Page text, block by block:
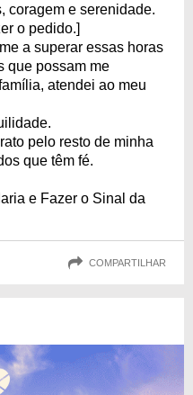
coragem e serenidade.
o pedido.]
a superar essas horas
que possam me
atendei ao meu
pelo resto de minha
que têm fé.
e Fazer o Sinal da
COMPARTILHAR